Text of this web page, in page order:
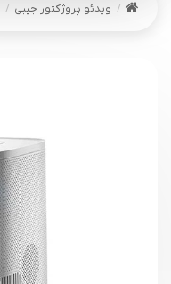
ویدئو پروژکتور جیبی